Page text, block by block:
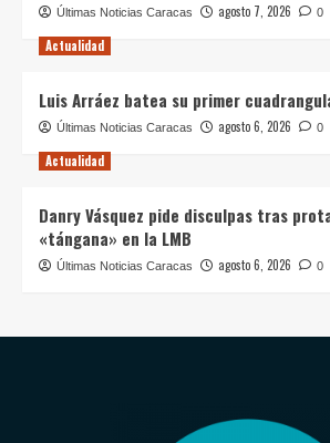
Últimas Noticias Caracas agosto 7, 2026 0
Actualidad
Luis Arráez batea su primer
Últimas Noticias Caracas agosto 6, 2026 0
Actualidad
Danry Vásquez pide disculpas tras
«tángana» en la LMB
Últimas Noticias Caracas agosto 6, 2026 0